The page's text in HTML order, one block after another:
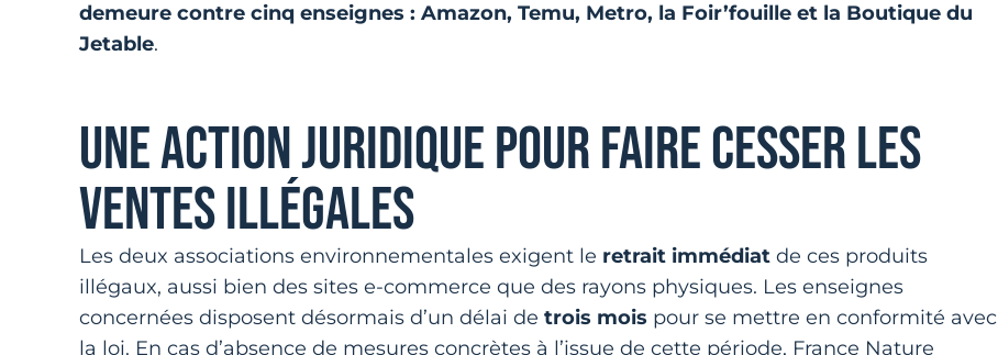
demeure contre cinq enseignes : Amazon, Temu, Metro, la Foir’fouille et la Boutique du
Jetable.
UNE ACTION JURIDIQUE POUR FAIRE CESSER LES
VENTES ILLÉGALES
Les deux associations environnementales exigent le retrait immédiat de ces produits
illégaux, aussi bien des sites e-commerce que des rayons physiques. Les enseignes
concernées disposent désormais d’un délai de trois mois pour se mettre en conformité avec
la loi. En cas d’absence de mesures concrètes à l’issue de cette période, France Nature